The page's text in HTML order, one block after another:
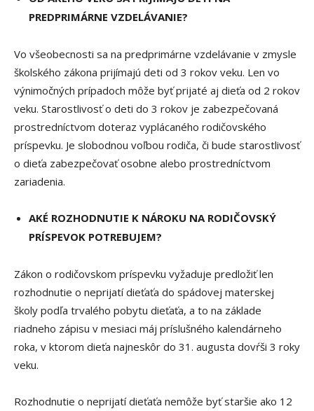
PREDPRIMÁRNE VZDELÁVANIE?
Vo všeobecnosti sa na predprimárne vzdelávanie v zmysle
školského zákona prijímajú deti od 3 rokov veku. Len vo
výnimočných prípadoch môže byť prijaté aj dieťa od 2 rokov
veku. Starostlivosť o deti do 3 rokov je zabezpečovaná
prostredníctvom doteraz vyplácaného rodičovského
príspevku. Je slobodnou voľbou rodiča, či bude starostlivosť
o dieťa zabezpečovať osobne alebo prostredníctvom
zariadenia.
AKÉ ROZHODNUTIE K NÁROKU NA RODIČOVSKÝ
PRÍSPEVOK POTREBUJEM?
Zákon o rodičovskom príspevku vyžaduje predložiť len
rozhodnutie o neprijatí dieťaťa do spádovej materskej
školy podľa trvalého pobytu dieťaťa, a to na základe
riadneho zápisu v mesiaci máj príslušného kalendárneho
roka, v ktorom dieťa najneskôr do 31. augusta dovŕši 3 roky
veku.
Rozhodnutie o neprijatí dieťaťa nemôže byť staršie ako 12